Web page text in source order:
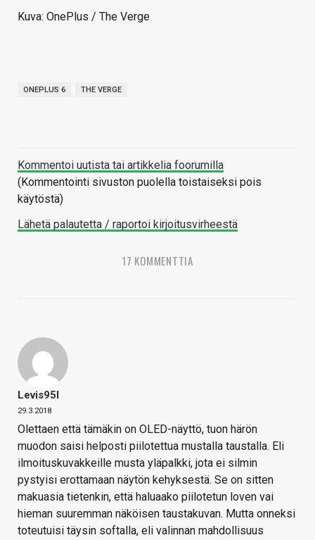
Kuva: OnePlus / The Verge
ONEPLUS 6 THE VERGE
Kommentoi uutista tai artikkelia foorumilla
(Kommentointi sivuston puolella toistaiseksi pois
käytöstä)
Lähetä palautetta / raportoi kirjoitusvirheestä
17 KOMMENTTIA
Levis95l
29.3.2018
Olettaen että tämäkin on OLED-näyttö, tuon härön
muodon saisi helposti piilotettua mustalla taustalla. Eli
ilmoituskuvakkeille musta yläpalkki, jota ei silmin
pystyisi erottamaan näytön kehyksestä. Se on sitten
makuasia tietenkin, että haluaako piilotetun loven vai
hieman suuremman näköisen taustakuvan. Mutta onneksi
toteutuisi täysin softalla, eli valinnan mahdollisuus